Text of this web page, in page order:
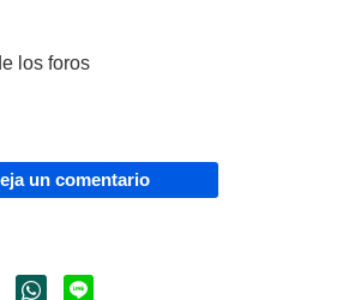
los foros
un comentario